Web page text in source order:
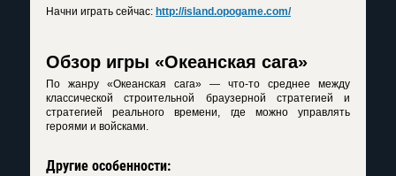
Начни играть сейчас: http://island.opogame.com/
Обзор игры «Океанская сага»
По жанру «Океанская сага» — что-то среднее между
классической строительной браузерной стратегией и
стратегией реального времени, где можно управлять
героями и войсками.
Другие особенности: